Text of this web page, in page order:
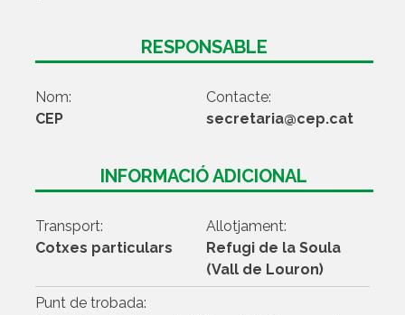
RESPONSABLE
Nom:
CEP
Contacte:
secretaria@cep.cat
INFORMACIÓ ADICIONAL
Transport:
Cotxes particulars
Allotjament:
Refugi de la Soula
(Vall de Louron)
Punt de trobada: